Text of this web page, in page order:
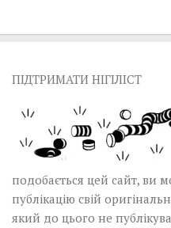
ПІДТРИМАТИ НІГІЛІСТ
подобається цей сайт, ви
публікацію свій
який до цього не